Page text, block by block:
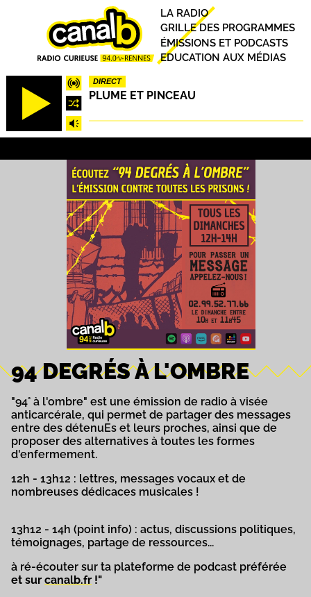
DIRECT
PLUME ET PINCEAU
Principal
LA RADIO
GRILLE DES PROGRAMMES
ÉMISSIONS ET PODCASTS
EDUCATION AUX MÉDIAS
94 DEGRÉS À L'OMBRE
"94° à l'ombre" est une émission de radio à visée
anticarcérale, qui permet de partager des messages
entre des détenuEs et leurs proches, ainsi que de
proposer des alternatives à toutes les formes
d'enfermement.
12h - 13h12 : lettres, messages vocaux et de
nombreuses dédicaces musicales !
13h12 - 14h (point info) : actus, discussions politiques,
témoignages, partage de ressources...
à ré-écouter sur ta plateforme de podcast préférée
et sur canalb.fr !"